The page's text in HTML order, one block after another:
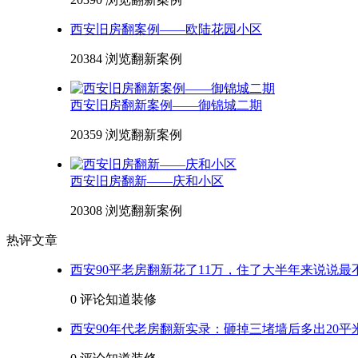
西安旧房翻案例——欧陆花园小区
20384 浏览翻新案例
西安旧房翻新案例——御锦城二期
20359 浏览翻新案例
西安旧房翻新——庆和小区
20308 浏览翻新案例
热评文章
西安90平老房翻新花了11万，住了大半年来说说最
0 评论知道装修
西安90年代老房翻新实录：砸掉三堵墙后多出20平